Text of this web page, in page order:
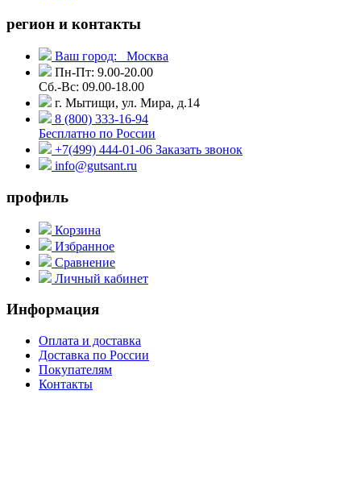
регион и контакты
Ваш город:
Москва
Пн-Пт: 9.00-20.00
Сб.-Вс: 09.00-18.00
г. Мытищи, ул. Мира, д.14
8 (800) 333-16-94
Бесплатно по России
+7(499) 444-01-06 Заказать звонок
info@gutsant.ru
профиль
Корзина
Избранное
Сравнение
Личный кабинет
Информация
Оплата и доставка
Доставка по России
Покупателям
Контакты